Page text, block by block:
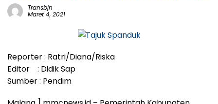
Transbjn
Maret 4, 2021
Reporter : Ratri/Diana/Riska
Editor : Didik Sap
Sumber : Pendim